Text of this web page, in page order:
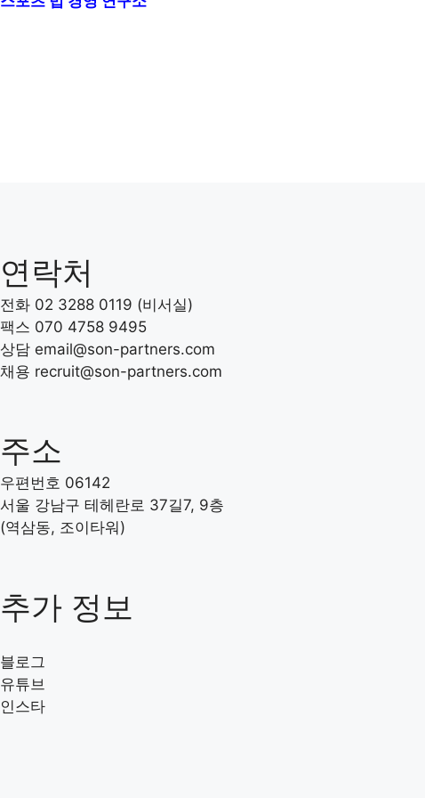
연락처
전화 02 3288 0119 (비서실)
팩스 070 4758 9495
상담 email@son-partners.com
채용 recruit@son-partners.com
주소
우편번호 06142
서울 강남구 테헤란로 37길7, 9층
(역삼동, 조이타워)
추가 정보
블로그
유튜브
인스타